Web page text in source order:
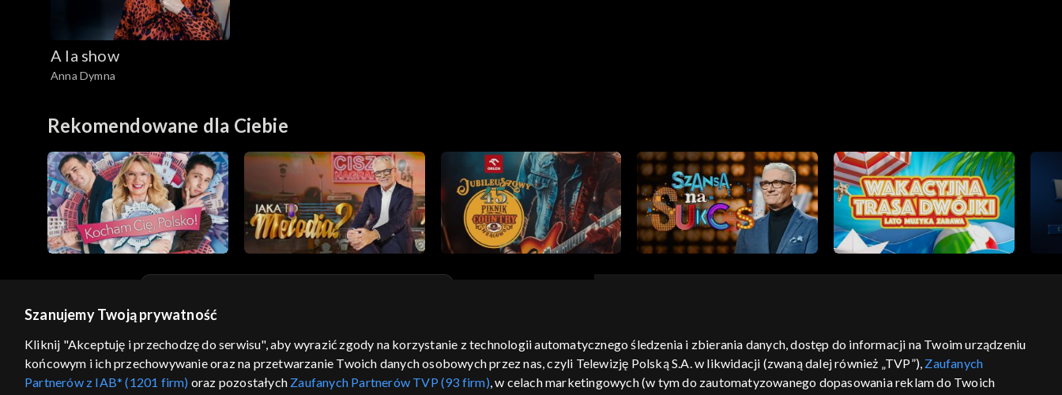
A la show
Anna Dymna
Rekomendowane dla Ciebie
GEOLOKALIZACJA
© 2026 Telewizja Polska S.A. w likwidacji
regulamin serwisu cennik polityka prywatności moje zgody pomoc kontakt voucher dostępność informacje o dostawcy usług
Szanujemy Twoją prywatność
Kliknij "Akceptuję i przechodzę do serwisu", aby wyrazić zgody na korzystanie z technologii automatycznego śledzenia i zbierania danych, dostęp do informacji na Twoim urządzeniu
końcowym i ich przechowywanie oraz na przetwarzanie Twoich danych osobowych przez nas, czyli Telewizję Polską S.A. w likwidacji (zwaną dalej również „TVP”), Zaufanych
Partnerów z IAB* (1201 firm) oraz pozostałych Zaufanych Partnerów TVP (93 firm), w celach marketingowych (w tym do zautomatyzowanego dopasowania reklam do Twoich